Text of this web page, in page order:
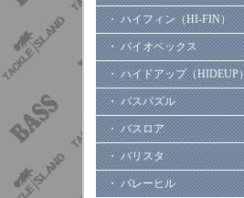
・ ハイフィン（HI-FIN）
・ バイオベックス
・ ハイドアップ（HIDEUP）
・ バスパズル
・ バスロア
・ バリスタ
・ バレーヒル